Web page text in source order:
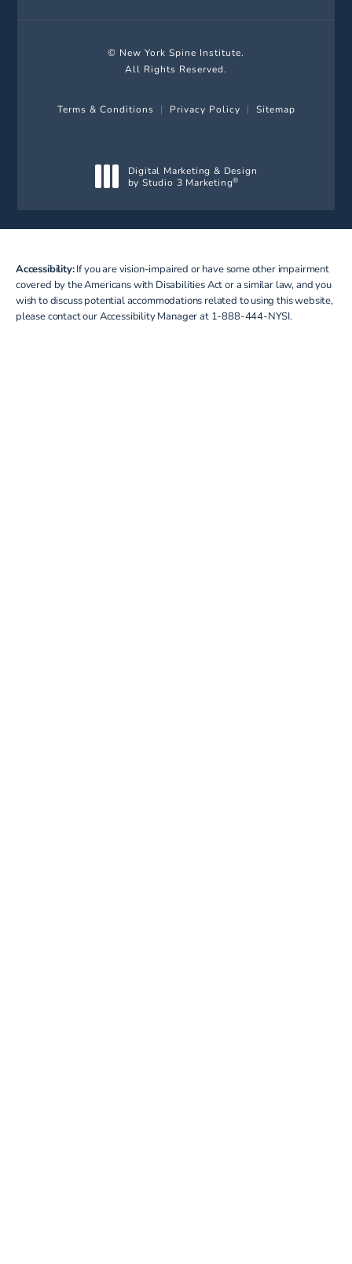
© New York Spine Institute.
All Rights Reserved.
Terms & Conditions Privacy Policy Sitemap
Digital Marketing & Design
by Studio 3 Marketing®
Accessibility:If you are vision-impaired or have some other impairment
covered by the Americans with Disabilities Act or a similar law, and you
wish to discuss potential accommodations related to using this website,
please contact our Accessibility Manager at 1-888-444-NYSI.